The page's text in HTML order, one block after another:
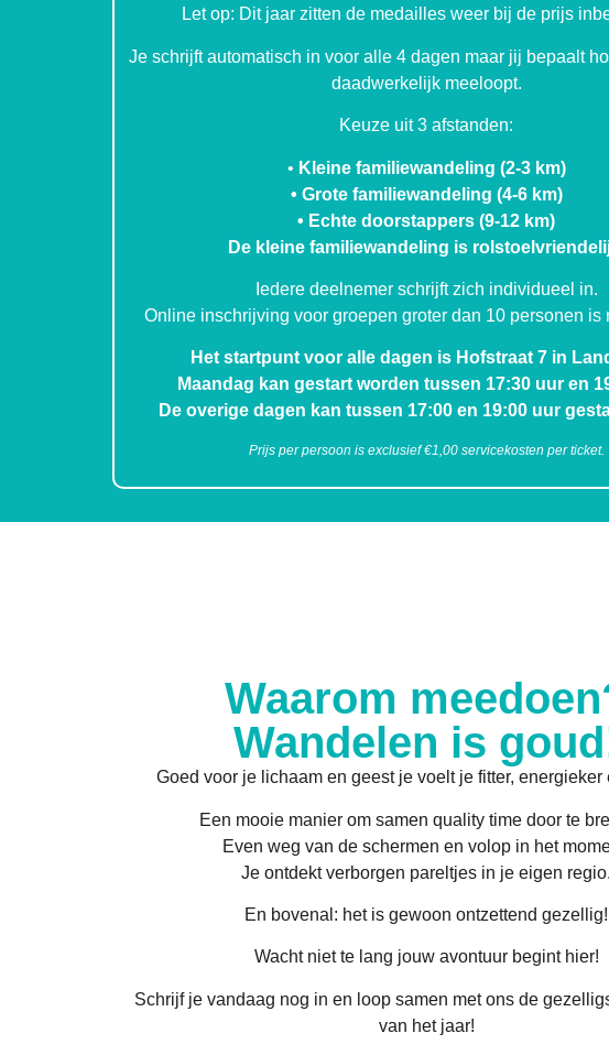
Let op: Dit jaar zitten de medailles weer bij de prijs
Je schrijft automatisch in voor alle 4 dagen maar jij bepaalt
daadwerkelijk meeloopt.
Keuze uit 3 afstanden:
• Kleine familiewandeling (2-3 km)
• Grote familiewandeling (4-6 km)
• Echte doorstappers (9-12 km)
De kleine familiewandeling is
Iedere deelnemer schrijft zich individueel in.
Online inschrijving voor groepen groter dan 10 personen is
Het startpunt voor alle dagen is Hofstraat 7 in
Maandag kan gestart worden tussen 17:30 uur en
De overige dagen kan tussen 17:00 en 19:00 uur
Prijs per persoon is exclusief €1,00 servicekosten per ticket.
Waarom
Wandelen is
Goed voor je lichaam en geest je voelt je fitter, energieker
Een mooie manier om samen quality time door te
Even weg van de schermen en volop in het
Je ontdekt verborgen pareltjes in je eigen regio.
En bovenal: het is gewoon ontzettend gezellig!
Wacht niet te lang jouw avontuur begint hier!
Schrijf je vandaag nog in en loop samen met ons de
van het jaar!